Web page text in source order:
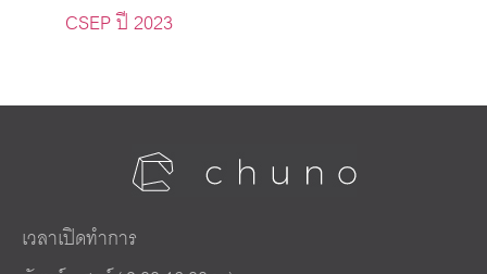
CSEP ปี 2023
เวลาเปิดทำการ